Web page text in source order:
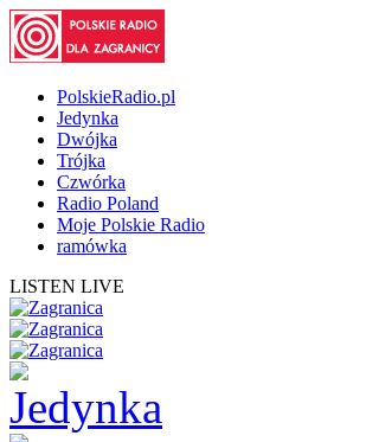
PolskieRadio.pl
Jedynka
Dwójka
Trójka
Czwórka
Radio Poland
Moje Polskie Radio
ramówka
LISTEN LIVE